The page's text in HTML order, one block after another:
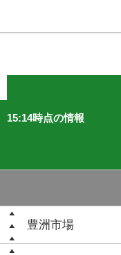
15:14時点の情報
豊洲市場